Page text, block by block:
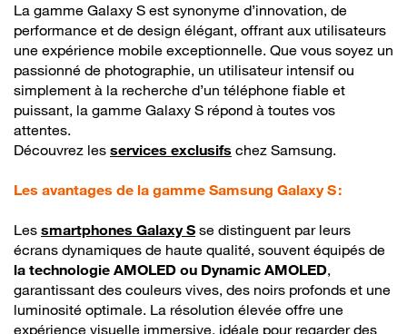
La gamme Galaxy S est synonyme d’innovation, de
performance et de design élégant, offrant aux utilisateurs
une expérience mobile exceptionnelle. Que vous soyez un
passionné de photographie, un utilisateur intensif ou
simplement à la recherche d’un téléphone fiable et
puissant, la gamme Galaxy S répond à toutes vos
attentes.
Découvrez les services exclusifs chez Samsung.
Les avantages de la gamme Samsung Galaxy S :
Les smartphones Galaxy S se distinguent par leurs
écrans dynamiques de haute qualité, souvent équipés de
la technologie AMOLED ou Dynamic AMOLED,
garantissant des couleurs vives, des noirs profonds et une
luminosité optimale. La résolution élevée offre une
expérience visuelle immersive, idéale pour regarder des